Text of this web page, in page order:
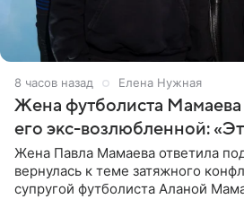
8 часов назад Елена Нужная
Жена футболиста
его экс-возлюбленной:
Жена Павла Мамаева ответила
вернулась к теме затяжного
супругой футболиста Аланой